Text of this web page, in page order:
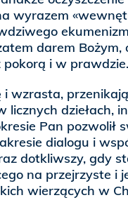
wyrazem
darem Bożym,
pokorą i w prawdzie.
i wzrasta,
licznych dziełach,
Pan pozwolił
dialogu i
dotkliwszy, gdy
na przejrzyste i
wierzących w